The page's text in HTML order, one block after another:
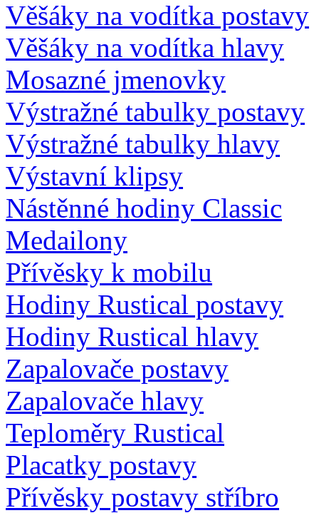
Věšáky na vodítka postavy
Věšáky na vodítka hlavy
Mosazné jmenovky
Výstražné tabulky postavy
Výstražné tabulky hlavy
Výstavní klipsy
Nástěnné hodiny Classic
Medailony
Přívěsky k mobilu
Hodiny Rustical postavy
Hodiny Rustical hlavy
Zapalovače postavy
Zapalovače hlavy
Teploměry Rustical
Placatky postavy
Přívěsky postavy stříbro